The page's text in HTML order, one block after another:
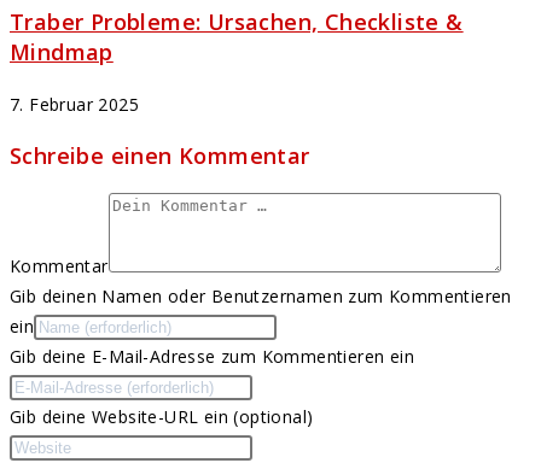
Traber Probleme: Ursachen, Checkliste &
Mindmap
7. Februar 2025
Schreibe einen Kommentar
Kommentar
Gib deinen Namen oder Benutzernamen zum Kommentieren
ein
Gib deine E-Mail-Adresse zum Kommentieren ein
Gib deine Website-URL ein (optional)